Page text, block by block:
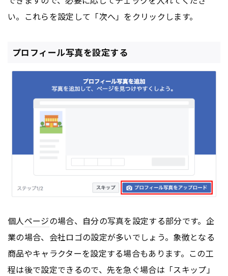
い。これらを設定して「次へ」をクリックします。
プロフィール写真を設定する
個人ページの場合、自分の写真を設定する部分です。企
業の場合、会社ロゴの設定が多いでしょう。象徴となる
商品やキャラクターを設定する場合もあります。この工
程は後で設定できるので、先を急ぐ場合は「スキップ」